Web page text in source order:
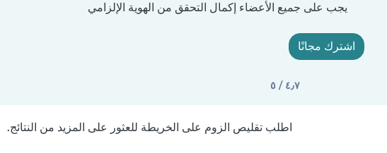
يجب على جميع الأعضاء إكمال التحقق من الهوية الإلزامي
اشترك مجانًا
٤٫٧ / ٥
اطلب تقليص الزوم على الخريطة للعثور على المزيد من النتائج.